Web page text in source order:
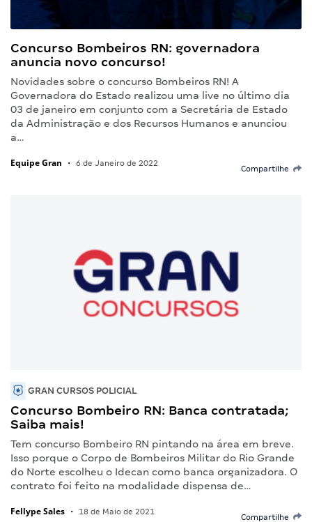
Concurso Bombeiros RN: governadora
anuncia novo concurso!
Novidades sobre o concurso Bombeiros RN! A
Governadora do Estado realizou uma live no último dia
03 de janeiro em conjunto com a Secretária de Estado
da Administração e dos Recursos Humanos e anunciou
a…
Equipe Gran • 6 de Janeiro de 2022
Compartilhe
GRAN CURSOS POLICIAL
Concurso Bombeiro RN: Banca contratada;
Saiba mais!
Tem concurso Bombeiro RN pintando na área em breve.
Isso porque o Corpo de Bombeiros Militar do Rio Grande
do Norte escolheu o Idecan como banca organizadora. O
contrato foi feito na modalidade dispensa de…
Fellype Sales • 18 de Maio de 2021
Compartilhe